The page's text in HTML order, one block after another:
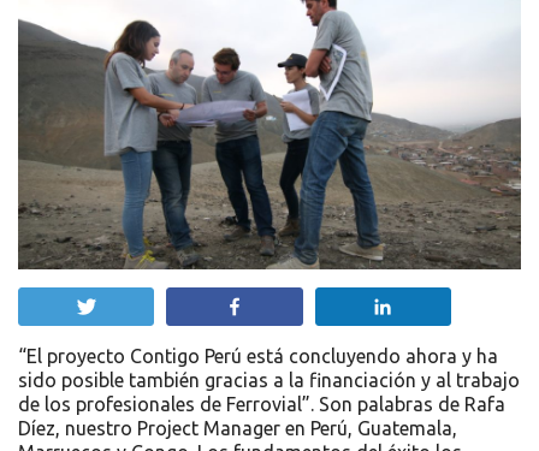
“El proyecto Contigo Perú está concluyendo ahora y ha
sido posible también gracias a la financiación y al trabajo
de los profesionales de Ferrovial”. Son palabras de Rafa
Díez, nuestro Project Manager en Perú, Guatemala,